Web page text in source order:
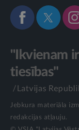
"Ikvienam
tiesības"
/Latvijas
Jebkura materiāla
redakcijas atļauju.